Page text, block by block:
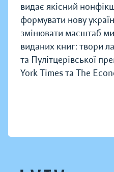
видає якісний
формувати нову
змінювати масштаб
виданих книг: твори
та Пулітцерівської
York Times та The